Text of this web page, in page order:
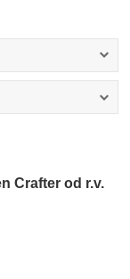
Crafter od r.v.